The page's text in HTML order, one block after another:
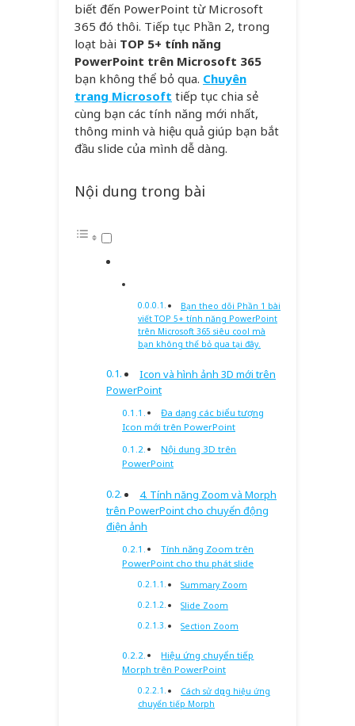
biết đến PowerPoint từ Microsoft
365 đó thôi. Tiếp tục Phần 2, trong
loạt bài TOP 5+ tính năng
PowerPoint trên Microsoft 365
bạn không thể bỏ qua. Chuyên
trang Microsoft tiếp tục chia sẻ
cùng bạn các tính năng mới nhất,
thông minh và hiệu quả giúp bạn bắt
đầu slide của mình dễ dàng.
Nội dung trong bài
Bạn theo dõi Phần 1 bài
viết TOP 5+ tính năng PowerPoint
trên Microsoft 365 siêu cool mà
bạn không thể bỏ qua tại đây.
Icon và hình ảnh 3D mới trên
PowerPoint
Đa dạng các biểu tượng
Icon mới trên PowerPoint
Nội dung 3D trên
PowerPoint
4. Tính năng Zoom và Morph
trên PowerPoint cho chuyển động
điện ảnh
Tính năng Zoom trên
PowerPoint cho thu phát slide
Summary Zoom
Slide Zoom
Section Zoom
Hiệu ứng chuyển tiếp
Morph trên PowerPoint
Cách sử dụng hiệu ứng
chuyển tiếp Morph